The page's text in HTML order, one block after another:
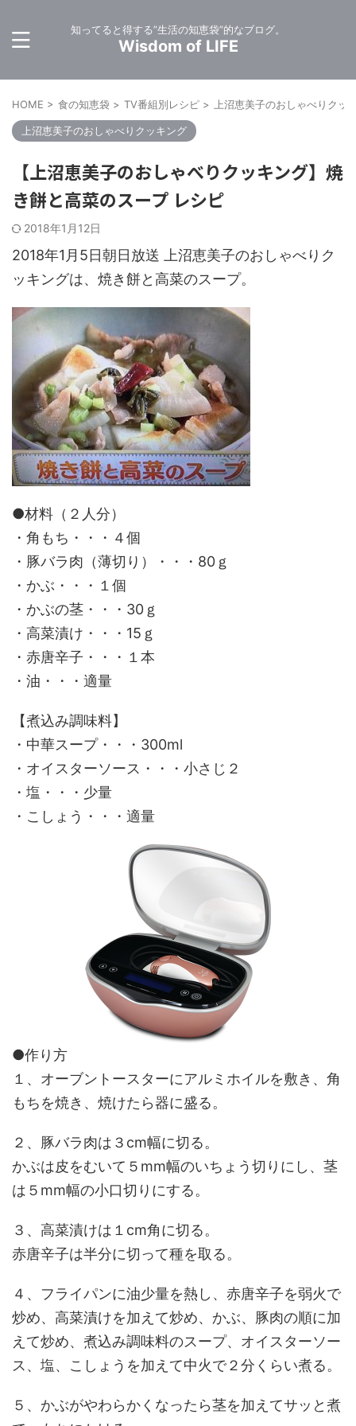
知ってると得する”生活の知恵袋”的なブログ。
Wisdom of LIFE
HOME > 食の知恵袋 > TV番組別レシピ > 上沼恵美子のおしゃべりクッ
上沼恵美子のおしゃべりクッキング
【上沼恵美子のおしゃべりクッキング】焼
き餅と高菜のスープ レシピ
2018年1月12日
2018年1月5日朝日放送 上沼恵美子のおしゃべりク
ッキングは、焼き餅と高菜のスープ。
●材料（２人分）
・角もち・・・４個
・豚バラ肉（薄切り）・・・80ｇ
・かぶ・・・１個
・かぶの茎・・・30ｇ
・高菜漬け・・・15ｇ
・赤唐辛子・・・１本
・油・・・適量
【煮込み調味料】
・中華スープ・・・300ml
・オイスターソース・・・小さじ２
・塩・・・少量
・こしょう・・・適量
●作り方
１、オーブントースターにアルミホイルを敷き、角
もちを焼き、焼けたら器に盛る。
２、豚バラ肉は３cm幅に切る。
かぶは皮をむいて５mm幅のいちょう切りにし、茎
は５mm幅の小口切りにする。
３、高菜漬けは１cm角に切る。
赤唐辛子は半分に切って種を取る。
４、フライパンに油少量を熱し、赤唐辛子を弱火で
炒め、高菜漬けを加えて炒め、かぶ、豚肉の順に加
えて炒め、煮込み調味料のスープ、オイスターソー
ス、塩、こしょうを加えて中火で２分くらい煮る。
５、かぶがやわらかくなったら茎を加えてサッと煮